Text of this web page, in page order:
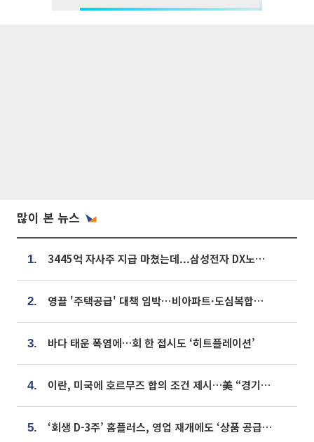
많이 본 뉴스
1. 3445억 자사주 지급 마쳤는데...삼성전자 DX노조, 뒤늦은 '떼쓰기 집회'
2. 영끌 '주택공급' 대책 임박⋯비아파트·도심복합까지 총동원
3. 바다 태운 폭염에…회 한 접시도 ‘히트플레이션’
4. 이란, 미국에 호르무즈 합의 조건 제시…美 “경기 아직 안 끝나” [종합]
5. ‘회생 D-3주’ 홈플러스, 영업 재개에도 ‘상품 공급망’ 복구가 생존 관건